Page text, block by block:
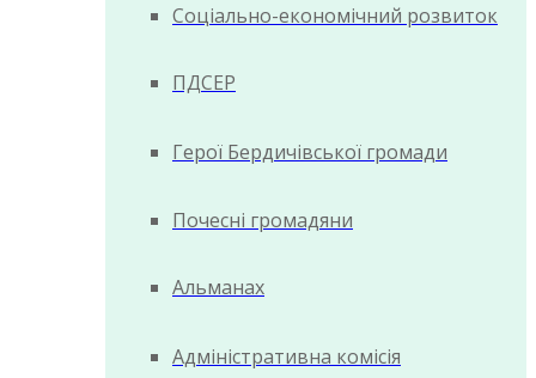
Соціально-економічний розвиток
ПДСЕР
Герої Бердичівської громади
Почесні громадяни
Альманах
Адміністративна комісія